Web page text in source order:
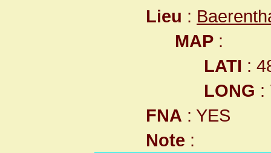
Lieu :
MAP :
LATI :
LONG :
FNA : YES
Note :